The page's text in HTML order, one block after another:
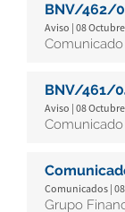
BNV/462/
Aviso | 08
BNV/461/
Aviso | 08
Comunicados |
Grupo